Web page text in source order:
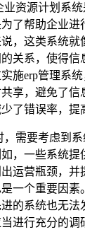
业资源计划系
了帮助企业进
，这类系统就
关系，使得信
施erp管理系
享，避免了信
了错误率，提
，需要考虑到
，一些系统提
运营瓶颈，并
一个重要因素
的系统也无法
进行充分的调